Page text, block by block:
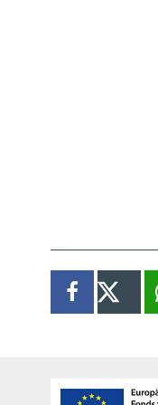
auf Facebook
X
Partner